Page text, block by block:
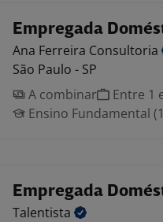
Empregada
Ana Ferreira Consultoria
São Paulo - SP
A combinar
Entre 1
Ensino Fundamental
Empregada
Talentista